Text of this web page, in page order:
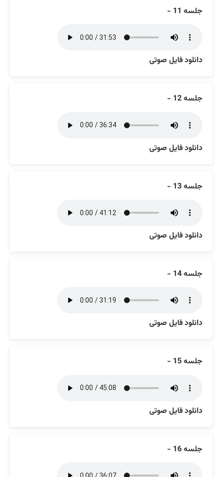
جلسه 11 -
دانلود فایل صوتی
جلسه 12 -
دانلود فایل صوتی
جلسه 13 -
دانلود فایل صوتی
جلسه 14 -
دانلود فایل صوتی
جلسه 15 -
دانلود فایل صوتی
جلسه 16 -